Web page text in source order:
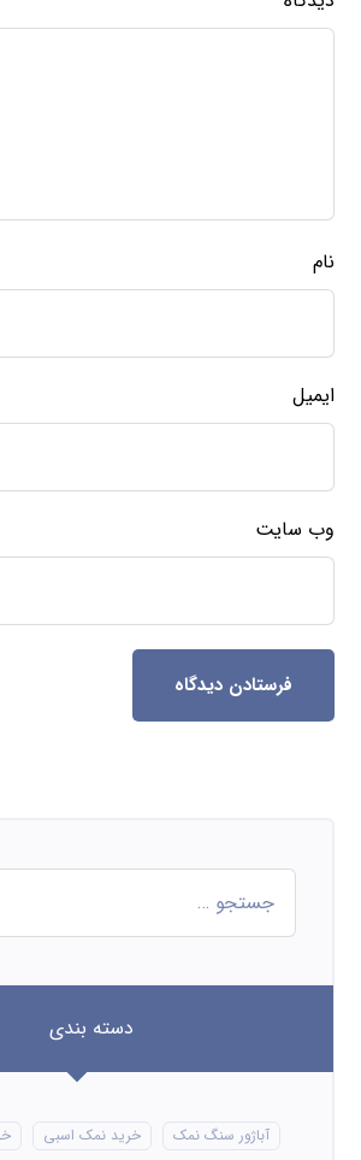
نام
ایمیل
وب‌ سایت
فرستادن دیدگاه
دسته بندی
آباژور سنگ نمک خرید نمک اسبی